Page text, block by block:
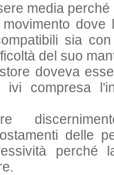
media
dove
sia
del suo
doveva
ivi compresa
delle
perché